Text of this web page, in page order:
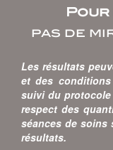
Pour
pas de
Les résultats
et des
suivi du
respect des
séances de soins
résultats.